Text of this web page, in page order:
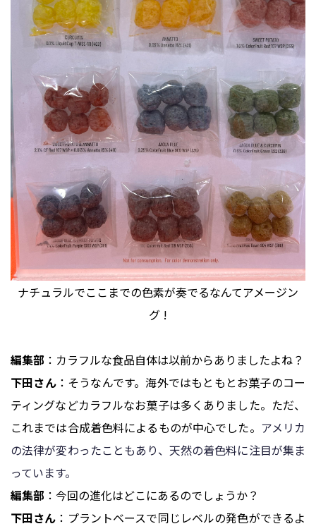
ナチュラルでここまでの色素が奏でるなんてアメージン
グ !
編集部 ：カラフルな食品自体は以前からありましたよね？
下田さん：そうなんです。海外ではもともとお菓子のコー
ティングなどカラフルなお菓子は多くありました。ただ、
これまでは合成着色料によるものが中心でした。 アメリカ
の法律が変わったこともあり、天然の着色料に注目が集ま
っています。
編集部 ：今回の進化はどこにあるのでしょうか？
下田さん ：プラントベースで同じレベルの発色ができるよ